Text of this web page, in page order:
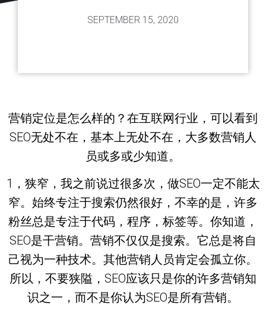
SEPTEMBER 15, 2020
营销定位是怎么样的？在互联网行业，可以看到
SEO无处不在，基本上无处不在，大多数营销人
员或多或少知道。
1，狭窄，我之前说过很多次，做SEO一定不能太
窄。始终专注于搜索仍然很好，不幸的是，许多
粉丝总是专注于代码，程序，标签等。你知道，
SEO是干营销。营销不仅仅是搜索。它总是将自
己视为一种技术。其他营销人员肯定会孤立你。
所以，不要狭隘，SEO应该只是你的许多营销知
识之一，而不是你认为SEO是所有营销。